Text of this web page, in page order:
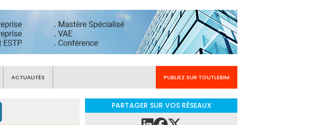
ACTUALITÉS PUBLIEZ SUR TOUTLEBIM
PARTAGER SUR VOS RÉSEAUX